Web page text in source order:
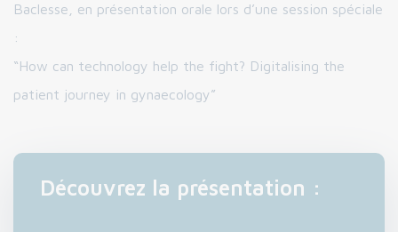
Baclesse, en présentation orale lors d’une session spéciale
:
“How can technology help the fight? Digitalising the
patient journey in gynaecology”
Découvrez la présentation :